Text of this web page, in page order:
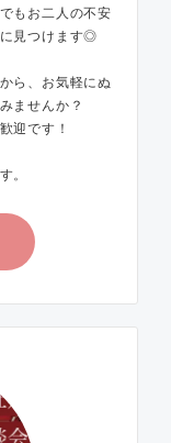
もお二人の不安
見つけます◎
ら、お気軽にぬ
ませんか？
迎です！
。